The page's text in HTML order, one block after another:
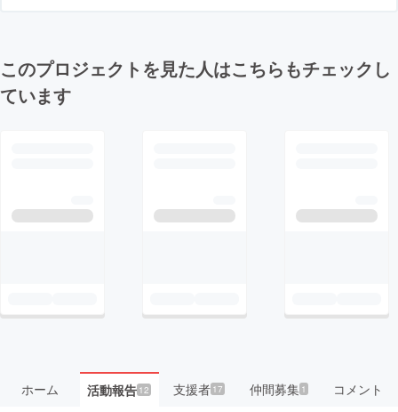
このプロジェクトを見た人はこちらもチェックし
ています
ホーム 活動報告12 支援者 17 仲間募集 1 コメント